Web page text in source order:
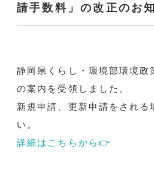
請手数料」の改正のお
静岡県くらし・環境部環境政
の案内を受領しました。
新規申請、更新申請をされる
い。
詳細はこちらから👉